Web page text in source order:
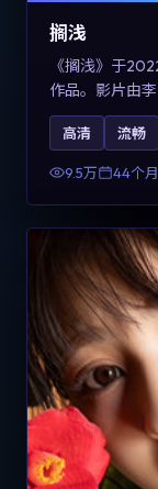
搁浅
《搁浅》于
作品。影片由
剧情用喜剧外
高，适合希望
高清 流畅
9.5万 44个